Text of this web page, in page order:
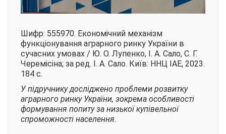
Шифр: 555970. Економічний механізм
функціонування аграрного ринку України в
сучасних умовах / Ю. О. Лупенко, І. А. Сало, С. Г.
Черемісіна; за ред. І. А. Сало. Київ: ННЦ ІАЕ, 2023.
184 с.
У підручнику досліджено проблеми розвитку
аграрного ринку України, зокрема особливості
формування попиту за низької купівельної
спроможності населення.